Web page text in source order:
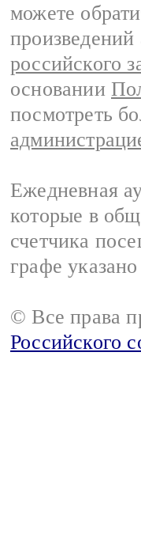
можете
российского
основании
посмотреть
Ежедневная
которые в
счетчика
графе
© Все права
Российского